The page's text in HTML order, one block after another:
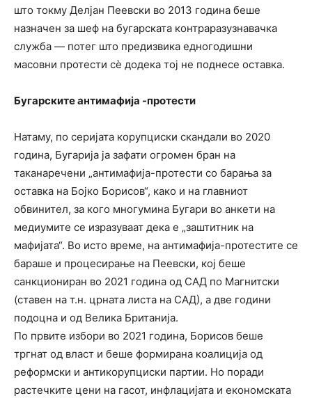
што токму Делјан Пеевски во 2013 година беше
назначен за шеф на бугарската контраразузнавачка
служба — потег што предизвика едногодишни
масовни протести сè додека тој не поднесе оставка.
Бугарските антимафија -протести
Натаму, по серијата корупциски скандали во 2020
година, Бугарија ја зафати огромен бран на
таканаречени „антимафија-протести со барања за
оставка на Бојко Борисов“, како и на главниот
обвинител, за кого многумина Бугари во анкети на
медиумите се изразуваат дека е „заштитник на
мафијата“. Во исто време, на антимафија-протестите се
бараше и процесирање на Пеевски, кој беше
санкциониран во 2021 година од САД по Магнитски
(ставен на т.н. црната листа на САД), а две години
подоцна и од Велика Британија.
По првите избори во 2021 година, Борисов беше
тргнат од власт и беше формирана коалиција од
реформски и антикорупциски партии. Но поради
растечките цени на гасот, инфлацијата и економската